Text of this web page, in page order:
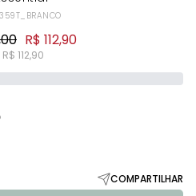
R$ 112,90
R$ 112,90
COMPARTILHAR